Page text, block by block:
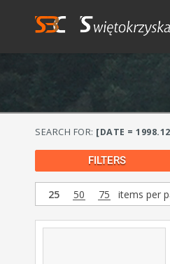
SEARCH FOR: [DATE =
FILTERS
25 50 75 items per